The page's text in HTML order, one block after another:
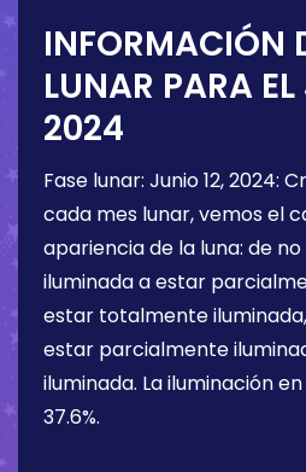
INFORMACIÓN
LUNAR PARA EL
2024
Fase lunar: Junio 12, 2024:
cada mes lunar, vemos el
apariencia de la luna: de
iluminada a estar
estar totalmente
estar parcialmente
iluminada. La iluminación
37.6%.